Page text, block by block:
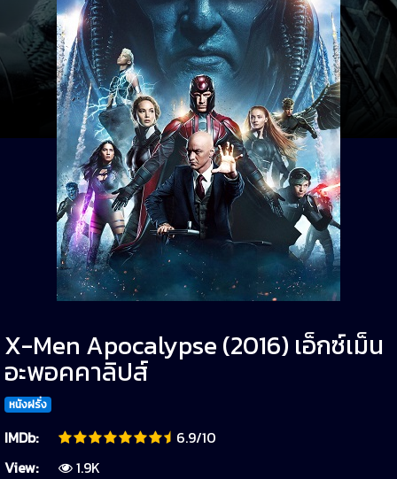
X-Men Apocalypse (2016) เอ็กซ์เม็น
อะพอคคาลิปส์
หนังฝรั่ง
IMDb:
6.9/10
View:
1.9K